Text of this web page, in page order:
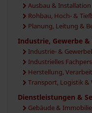
Ausbau & Installation
Rohbau, Hoch- &
Planung, Leitung &
Industrie, Gewerbe
Industrie- &
Industrielles
Herstellung,
Transport, Logistik &
Dienstleistungen &
Gebäude &